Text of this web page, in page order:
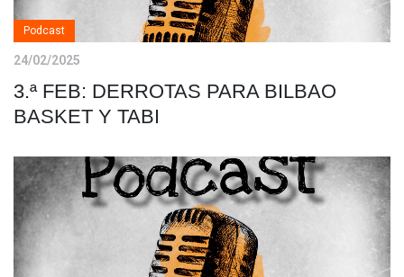
Podcast
24/02/2025
3.ª FEB: DERROTAS PARA BILBAO
BASKET Y TABI